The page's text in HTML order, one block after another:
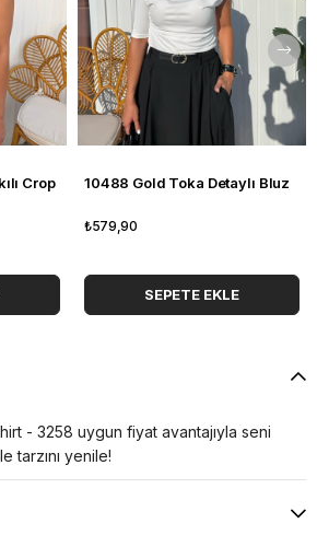
Crop 10488 Gold Toka Detaylı Bluz
₺579,90
SEPETE EKLE
- 3258 uygun fiyat avantajıyla seni
tarzını yenile!